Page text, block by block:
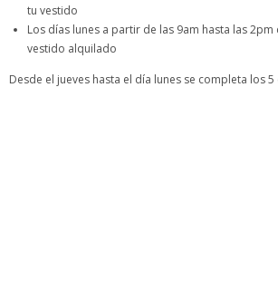
tu vestido
Los días lunes a partir de las 9am hasta las
vestido alquilado
Desde el jueves hasta el día lunes se completa los